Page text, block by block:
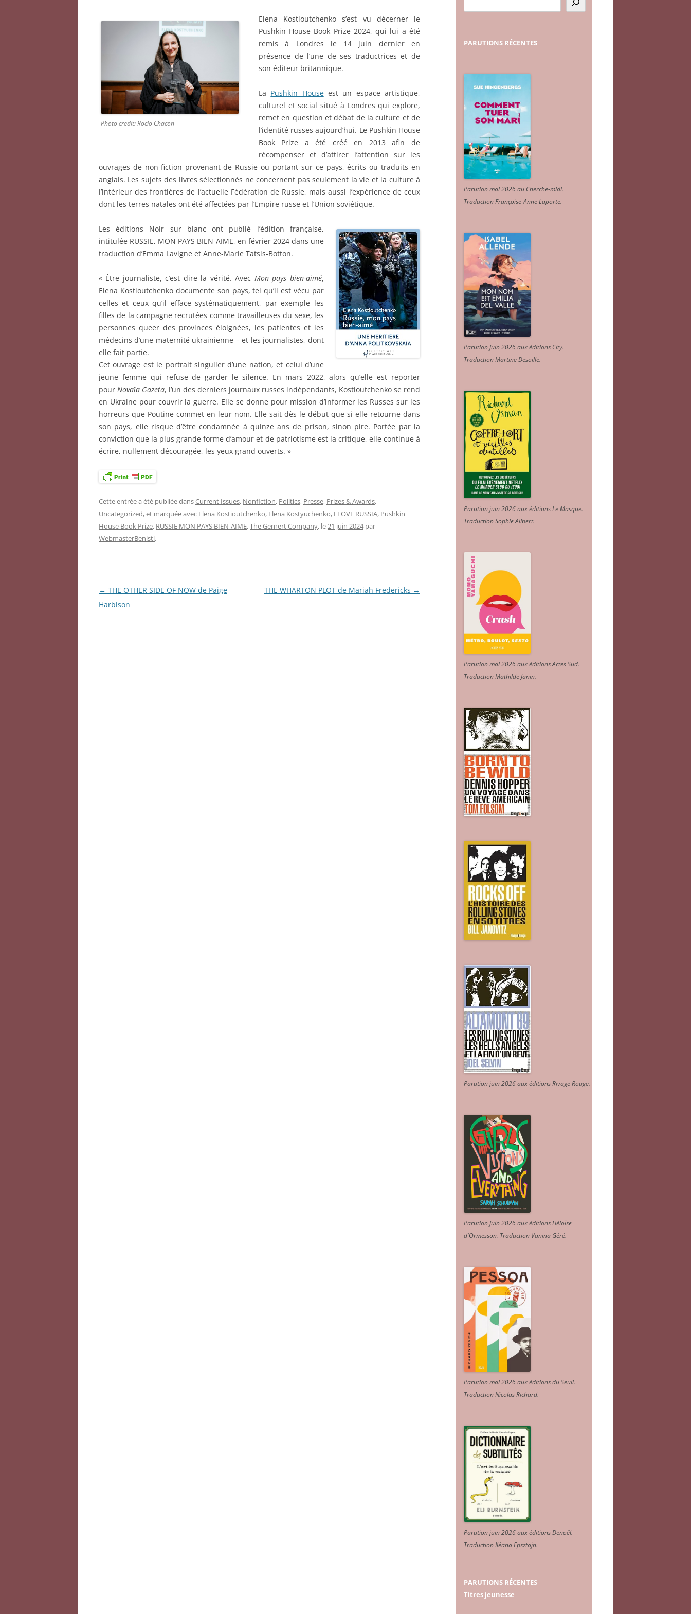
Photo credit: Rocio Chacon
Elena Kostioutchenko s’est vu décerner le
Pushkin House Book Prize 2024, qui lui a été
remis à Londres le 14 juin dernier en
présence de l’une de ses traductrices et de
son éditeur britannique.
La Pushkin Houseest un espace artistique,
culturel et social situé à Londres qui explore,
remet en question et débat de la culture et de
l’identité russes aujourd’hui. Le Pushkin House
Book Prize a été créé en 2013 afin de
récompenser et d’attirer l’attention sur les
ouvrages de non-fiction provenant de Russie ou portant sur ce pays, écrits ou traduits en
anglais. Les sujets des livres sélectionnés ne concernent pas seulement la vie et la culture à
l’intérieur des frontières de l’actuelle Fédération de Russie, mais aussi l’expérience de ceux
dont les terres natales ont été affectées par l’Empire russe et l’Union soviétique.
Les éditions Noir sur blanc ont publié l’édition française,
intitulée RUSSIE, MON PAYS BIEN-AIME, en février 2024 dans une
traduction d’Emma Lavigne et Anne-Marie Tatsis-Botton.
« Être journaliste, c’est dire la vérité. Avec Mon pays bien-aimé,
Elena Kostioutchenko documente son pays, tel qu’il est vécu par
celles et ceux qu’il efface systématiquement, par exemple les
filles de la campagne recrutées comme travailleuses du sexe, les
personnes queer des provinces éloignées, les patientes et les
médecins d’une maternité ukrainienne – et les journalistes, dont
elle fait partie.
Cet ouvrage est le portrait singulier d’une nation, et celui d’une
jeune femme qui refuse de garder le silence. En mars 2022, alors qu’elle est reporter
pour Novaïa Gazeta, l’un des derniers journaux russes indépendants, Kostioutchenko se rend
en Ukraine pour couvrir la guerre. Elle se donne pour mission d’informer les Russes sur les
horreurs que Poutine commet en leur nom. Elle sait dès le début que si elle retourne dans
son pays, elle risque d’être condamnée à quinze ans de prison, sinon pire. Portée par la
conviction que la plus grande forme d’amour et de patriotisme est la critique, elle continue à
écrire, nullement découragée, les yeux grand ouverts. »
Cette entrée a été publiée dansCurrent Issues, Nonfiction, Politics, Presse, Prizes & Awards,
Uncategorized, et marquée avec Elena Kostioutchenko, Elena Kostyuchenko, I LOVE RUSSIA, Pushkin
House Book Prize, RUSSIE MON PAYS BIEN-AIME,The Gernert Company, le21 juin 2024 par
WebmasterBenisti.
Navigation
des
← THE OTHER SIDE OF NOW de Paige
Harbison
THE WHARTON PLOT de Mariah Fredericks →
PARUTIONS RÉCENTES
Parution mai 2026 au Cherche-midi.
Traduction Françoise-Anne Laporte.
Parution juin 2026 aux éditions City.
Traduction Martine Desoille.
Parution juin 2026 aux éditions Le Masque.
Traduction Sophie Alibert.
Parution mai 2026 aux éditions Actes Sud.
Traduction Mathilde Janin.
Parution juin 2026 aux éditions Rivage Rouge.
Parution juin 2026 aux éditions Héloïse
d'Ormesson. Traduction Vanina Géré.
Parution mai 2026 aux éditions du Seuil.
Traduction Nicolas Richard.
Parution juin 2026 aux éditions Denoël.
Traduction Iléana Epsztajn.
PARUTIONS RÉCENTES
Titres jeunesse